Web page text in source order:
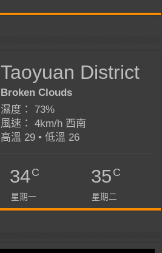
Taoyuan District
Broken Clouds
濕度： 73%
風速： 4km/h 西南
高溫 29 • 低溫 26
34C
星期一
35C
星期二